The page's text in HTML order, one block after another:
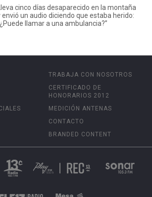
cinco días desaparecido en la montaña
envió un audio diciendo que estaba herido:
llamar a una ambulancia?”
TRABAJA CON NOSOTROS
CERTIFICADO DE
HONORARIOS 2012
MEDICIÓN ANTENAS
CONTACTO
BRANDED CONTENT